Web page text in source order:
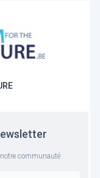
communauté